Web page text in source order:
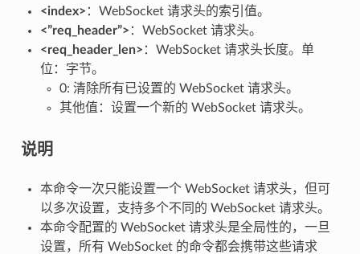
<index> ：WebSocket 请求头的索引值。
<”req_header”> ：WebSocket 请求头。
<req_header_len> ：WebSocket 请求头长度。单
位：字节。
0: 清除所有已设置的 WebSocket 请求头。
其他值：设置一个新的 WebSocket 请求头。
说明
本命令一次只能设置一个 WebSocket 请求头，但可
以多次设置，支持多个不同的 WebSocket 请求头。
本命令配置的 WebSocket 请求头是全局性的，一旦
设置，所有 WebSocket 的命令都会携带这些请求